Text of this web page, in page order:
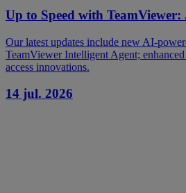
Up to Speed with TeamViewer:
Our latest updates include new AI-
TeamViewer Intelligent Agent;
access innovations.
14 jul. 2026